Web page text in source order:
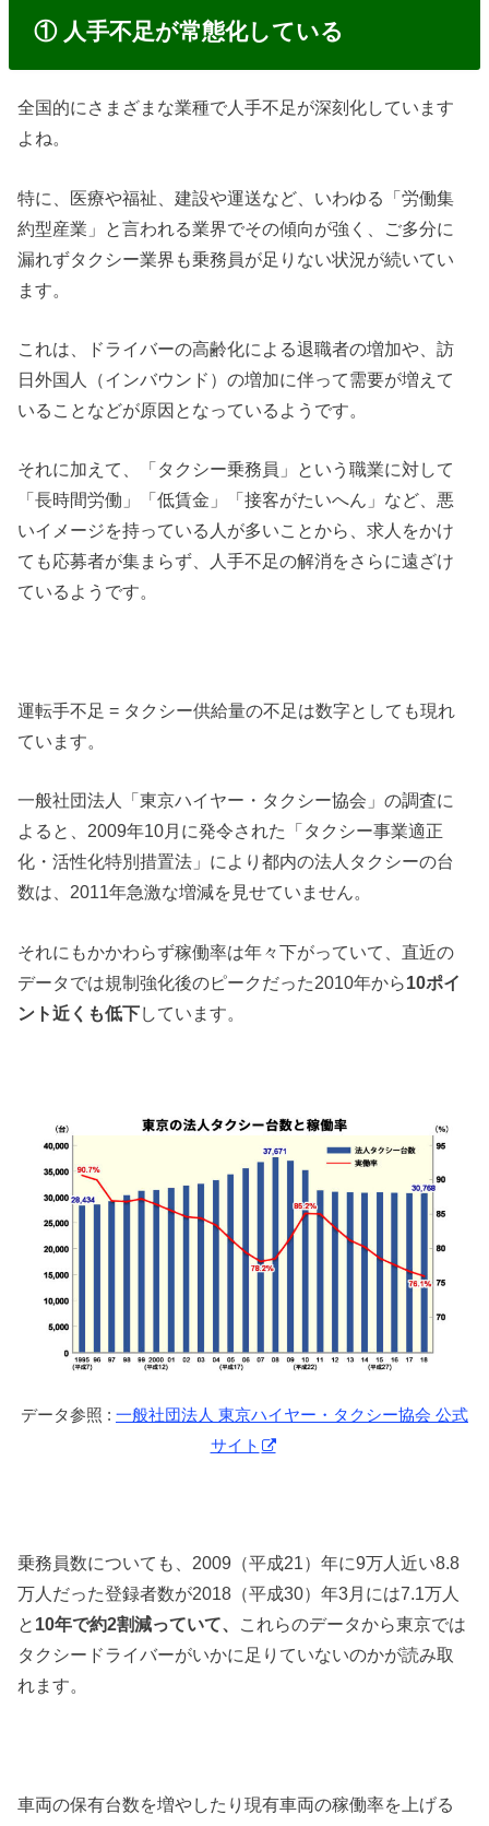
① 人手不足が常態化している
全国的にさまざまな業種で人手不足が深刻化しています
よね。
特に、医療や福祉、建設や運送など、いわゆる「労働集
約型産業」と言われる業界でその傾向が強く、ご多分に
漏れずタクシー業界も乗務員が足りない状況が続いてい
ます。
これは、ドライバーの高齢化による退職者の増加や、訪
日外国人（インバウンド）の増加に伴って需要が増えて
いることなどが原因となっているようです。
それに加えて、「タクシー乗務員」という職業に対して
「長時間労働」「低賃金」「接客がたいへん」など、悪
いイメージを持っている人が多いことから、求人をかけ
ても応募者が集まらず、人手不足の解消をさらに遠ざけ
ているようです。
運転手不足 = タクシー供給量の不足は数字としても現れ
ています。
一般社団法人「東京ハイヤー・タクシー協会」の調査に
よると、2009年10月に発令された「タクシー事業適正
化・活性化特別措置法」により都内の法人タクシーの台
数は、2011年急激な増減を見せていません。
それにもかかわらず稼働率は年々下がっていて、直近の
データでは規制強化後のピークだった2010年から10ポイ
ント近くも低下しています。
データ参照 : 一般社団法人 東京ハイヤー・タクシー協会 公式
サイト
乗務員数についても、2009（平成21）年に9万人近い8.8
万人だった登録者数が2018（平成30）年3月には7.1万人
と 10年で約2割減っていて、 これらのデータから東京では
タクシードライバーがいかに足りていないのかが読み取
れます。
車両の保有台数を増やしたり現有車両の稼働率を上げる